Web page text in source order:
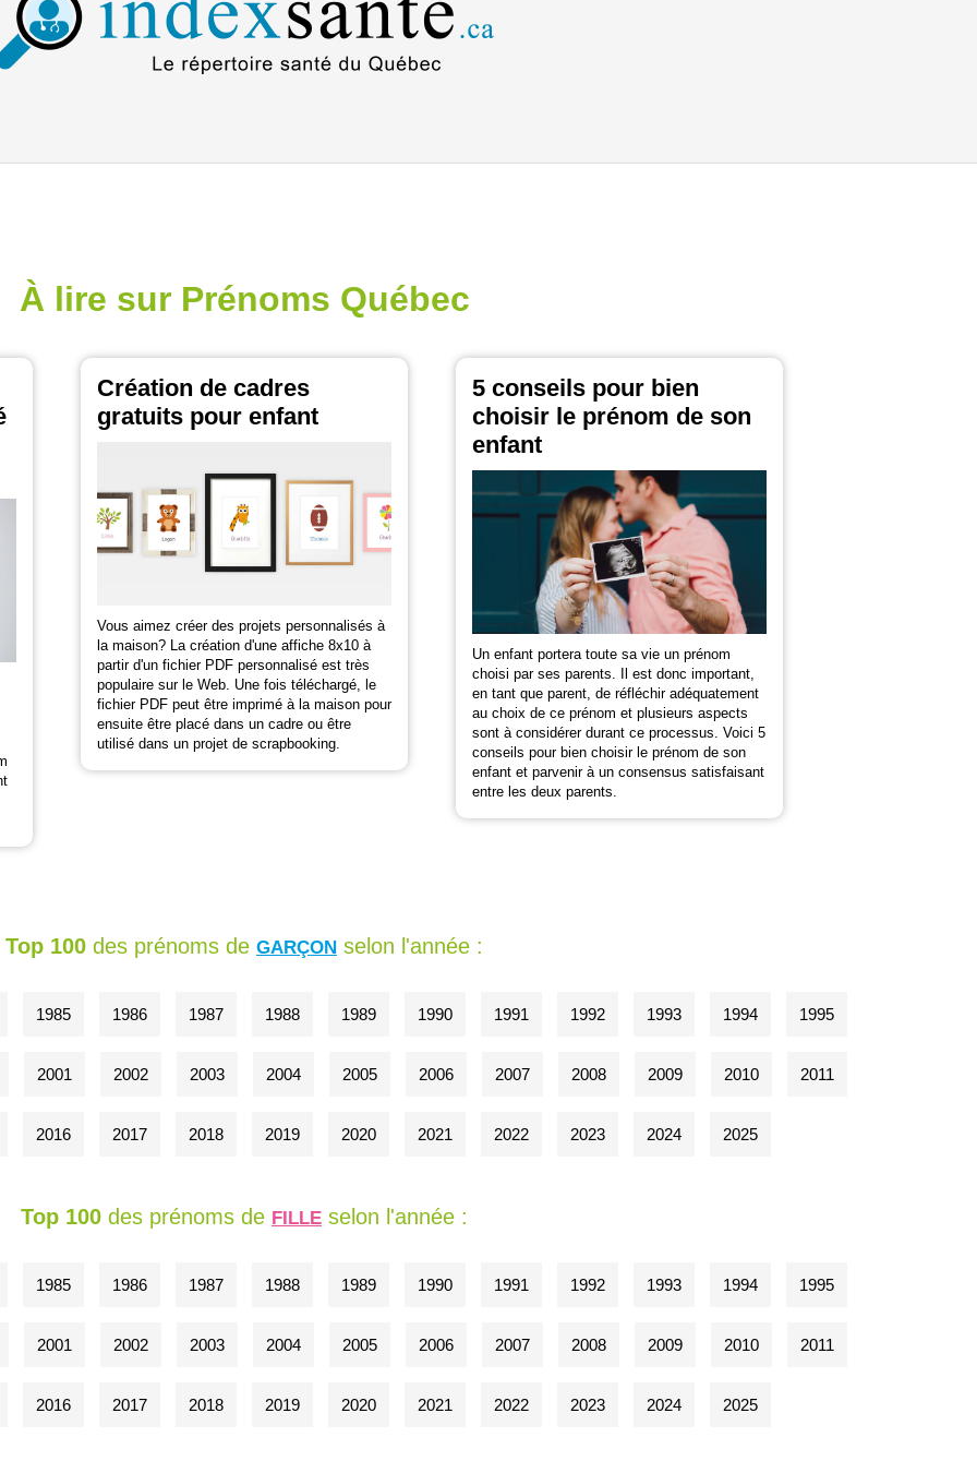
À lire sur Prénoms Québec
Création de cadres
gratuits pour enfant
Vous aimez créer des projets personnalisés à
la maison? La création d'une affiche 8x10 à
partir d'un fichier PDF personnalisé est très
populaire sur le Web. Une fois téléchargé, le
fichier PDF peut être imprimé à la maison pour
ensuite être placé dans un cadre ou être
utilisé dans un projet de scrapbooking.
5 conseils pour bien
choisir le prénom de son
enfant
Un enfant portera toute sa vie un prénom
choisi par ses parents. Il est donc important,
en tant que parent, de réfléchir adéquatement
au choix de ce prénom et plusieurs aspects
sont à considérer durant ce processus. Voici 5
conseils pour bien choisir le prénom de son
enfant et parvenir à un consensus satisfaisant
entre les deux parents.
Top 100 des prénoms de GARÇON selon l'année :
1985 1986 1987 1988 1989 1990 1991 1992 1993 1994 1995
2001 2002 2003 2004 2005 2006 2007 2008 2009 2010 2011
2016 2017 2018 2019 2020 2021 2022 2023 2024 2025
Top 100 des prénoms de FILLE selon l'année :
1985 1986 1987 1988 1989 1990 1991 1992 1993 1994 1995
2001 2002 2003 2004 2005 2006 2007 2008 2009 2010 2011
2016 2017 2018 2019 2020 2021 2022 2023 2024 2025